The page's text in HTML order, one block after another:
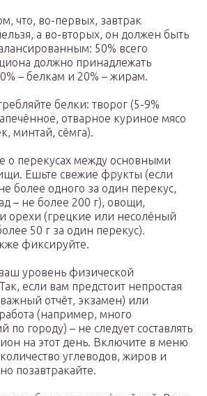
что, во-первых, завтрак
а во-вторых, он должен быть
50% всего
должно принадлежать
– белкам и 20% – жирам.
белки: творог (5-9%
отварное куриное мясо
минтай, сёмга).
о перекусах между основными
Ешьте свежие фрукты (если
более одного за один перекус,
– не более 200 г), овощи,
орехи (грецкие или несолёный
50 г за один перекус).
фиксируйте.
уровень физической
если вам предстоит непростая
отчёт, экзамен) или
(например, много
по городу) – не следует составлять
на этот день. Включите в меню
количество углеводов, жиров и
позавтракайте.